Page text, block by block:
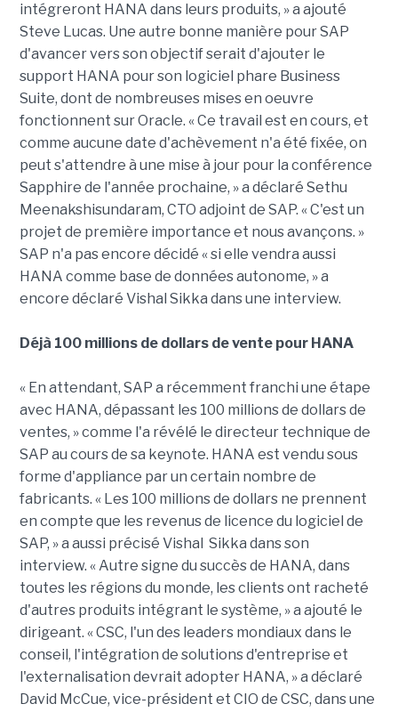
intégreront HANA dans leurs produits, » a ajouté
Steve Lucas. Une autre bonne manière pour SAP
d'avancer vers son objectif serait d'ajouter le
support HANA pour son logiciel phare Business
Suite, dont de nombreuses mises en oeuvre
fonctionnent sur Oracle. « Ce travail est en cours, et
comme aucune date d'achèvement n'a été fixée, on
peut s'attendre à une mise à jour pour la conférence
Sapphire de l'année prochaine, » a déclaré Sethu
Meenakshisundaram, CTO adjoint de SAP. « C'est un
projet de première importance et nous avançons. »
SAP n'a pas encore décidé « si elle vendra aussi
HANA comme base de données autonome, » a
encore déclaré Vishal Sikka dans une interview.
Déjà 100 millions de dollars de vente pour HANA
« En attendant, SAP a récemment franchi une étape
avec HANA, dépassant les 100 millions de dollars de
ventes, » comme l'a révélé le directeur technique de
SAP au cours de sa keynote. HANA est vendu sous
forme d'appliance par un certain nombre de
fabricants. « Les 100 millions de dollars ne prennent
en compte que les revenus de licence du logiciel de
SAP, » a aussi précisé Vishal Sikka dans son
interview. « Autre signe du succès de HANA, dans
toutes les régions du monde, les clients ont racheté
d'autres produits intégrant le système, » a ajouté le
dirigeant. « CSC, l'un des leaders mondiaux dans le
conseil, l'intégration de solutions d'entreprise et
l'externalisation devrait adopter HANA, » a déclaré
David McCue, vice-président et CIO de CSC, dans une